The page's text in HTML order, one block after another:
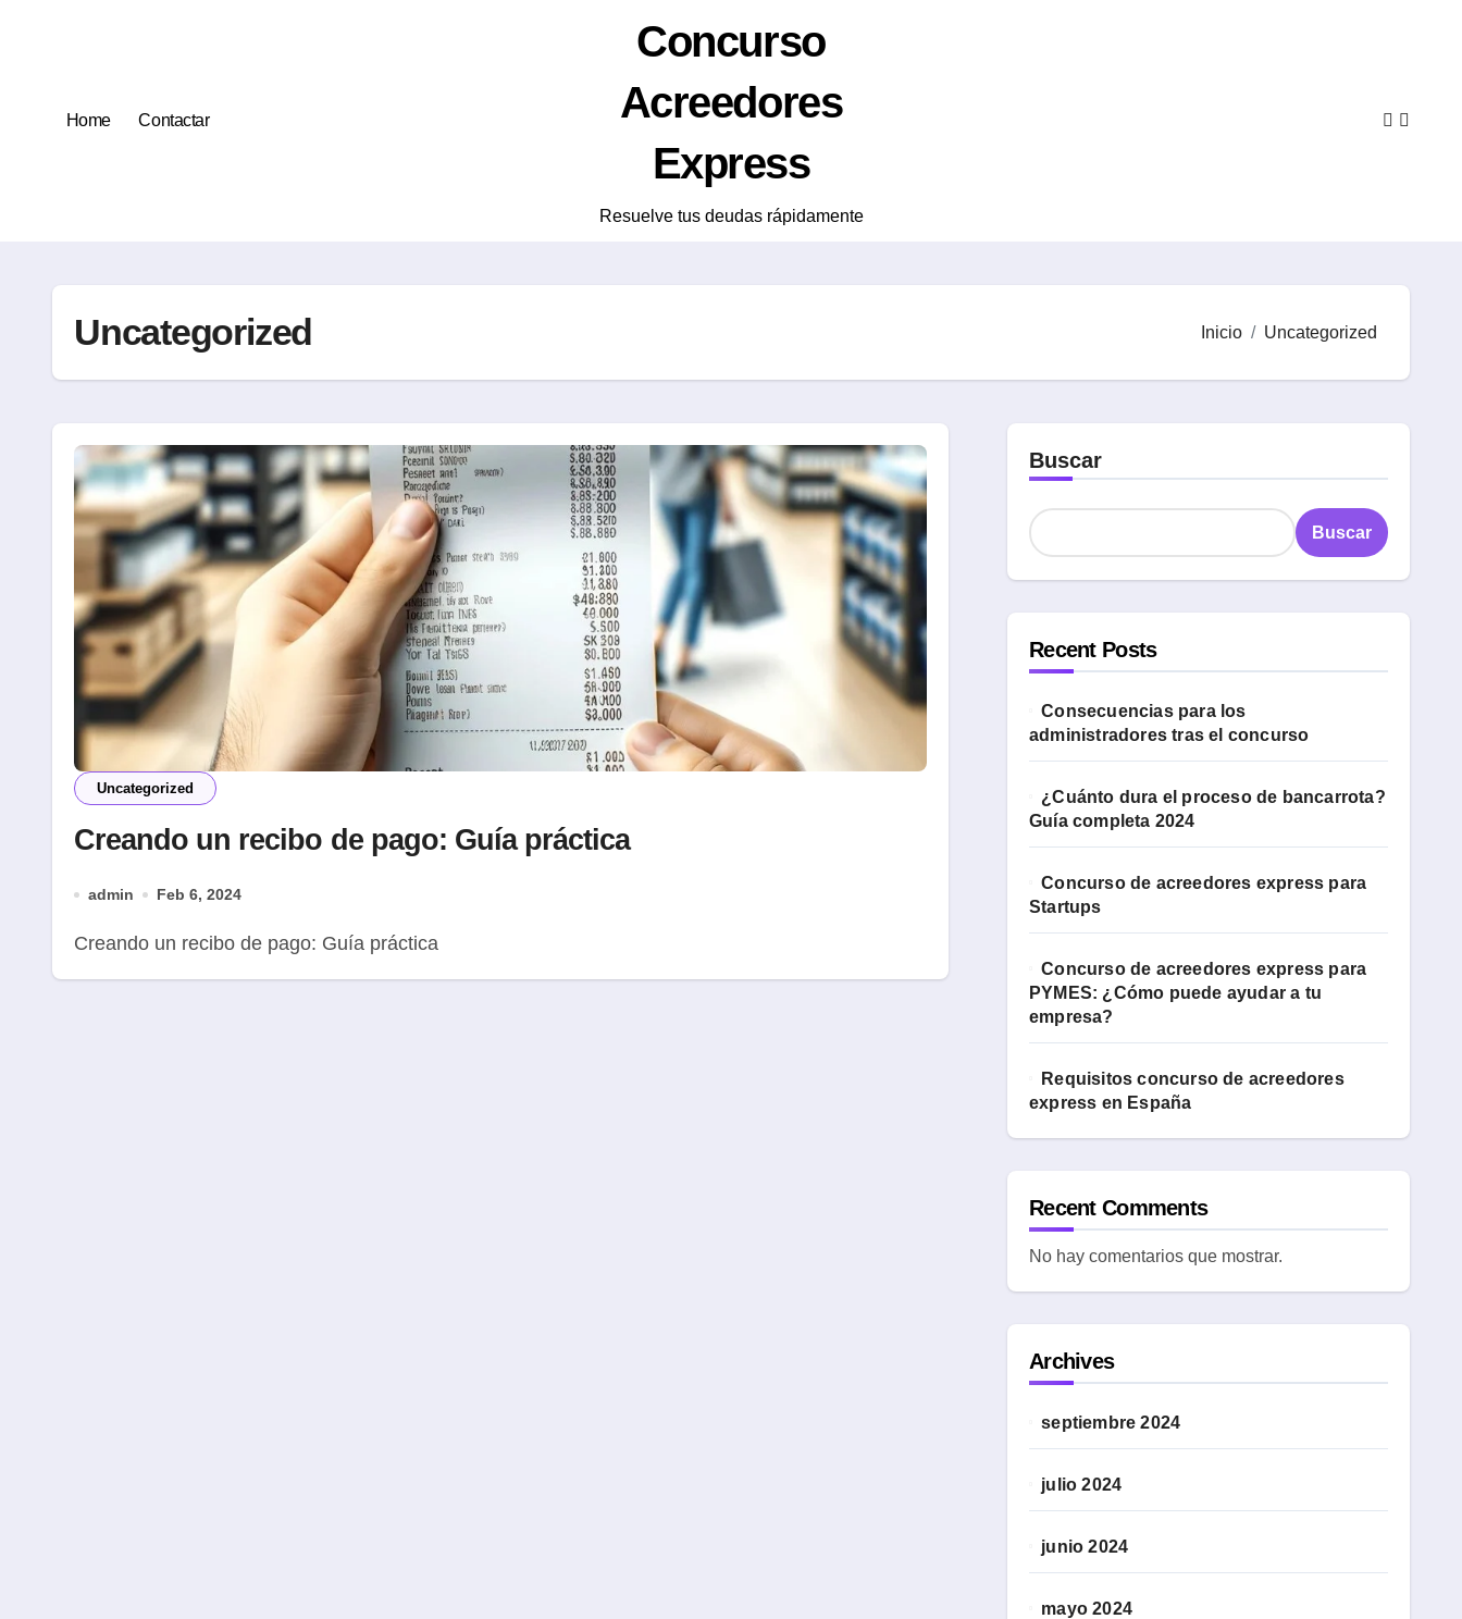
Home Contactar
Concurso
Acreedores
Express
Resuelve tus deudas rápidamente
Uncategorized Inicio Uncategorized
Uncategorized
Creando un recibo de pago: Guía práctica
admin Feb 6, 2024
Creando un recibo de pago: Guía práctica
Buscar
Buscar
Recent Posts
Consecuencias para los
administradores tras el concurso
¿Cuánto dura el proceso de bancarrota?
Guía completa 2024
Concurso de acreedores express para
Startups
Concurso de acreedores express para
PYMES: ¿Cómo puede ayudar a tu
empresa?
Requisitos concurso de acreedores
express en España
Recent Comments
No hay comentarios que mostrar.
Archives
septiembre 2024
julio 2024
junio 2024
mayo 2024